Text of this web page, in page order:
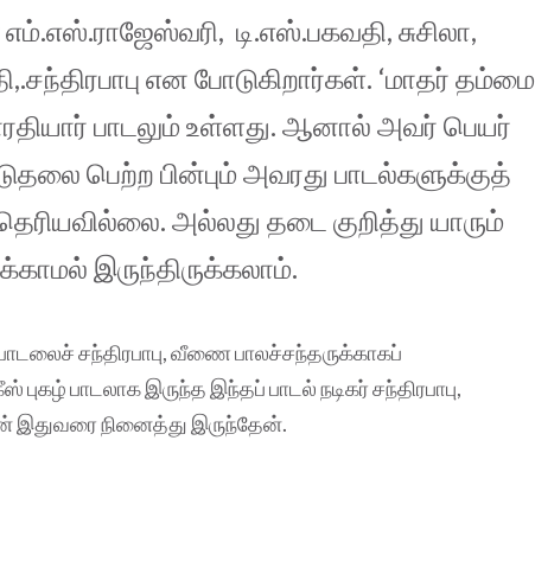
டி.எஸ்.பகவதி, சுசிலா,
என போடுகிறார்கள். ‘மாதர் தம்மை
பாடலும் உள்ளது. ஆனால் அவர் பெயர்
பெற்ற பின்பும் அவரது பாடல்களுக்குத்
அல்லது தடை குறித்து யாரும்
இருந்திருக்கலாம்.
சந்திரபாபு, வீணை பாலச்சந்தருக்காகப்
புகழ் பாடலாக இருந்த இந்தப் பாடல் நடிகர் சந்திரபாபு,
இதுவரை நினைத்து இருந்தேன்.